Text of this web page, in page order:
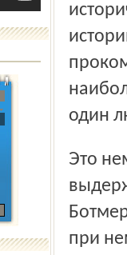
один
Это немецкий взгляд на события. В нашу книгу вошли
при